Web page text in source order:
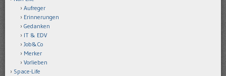
Aufreger
Erinnerungen
Gedanken
IT & EDV
Job&Co
Merker
Vorlieben
Space-Life